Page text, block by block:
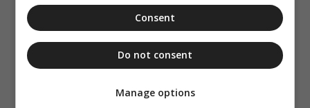
Consent
Do not consent
Manage options